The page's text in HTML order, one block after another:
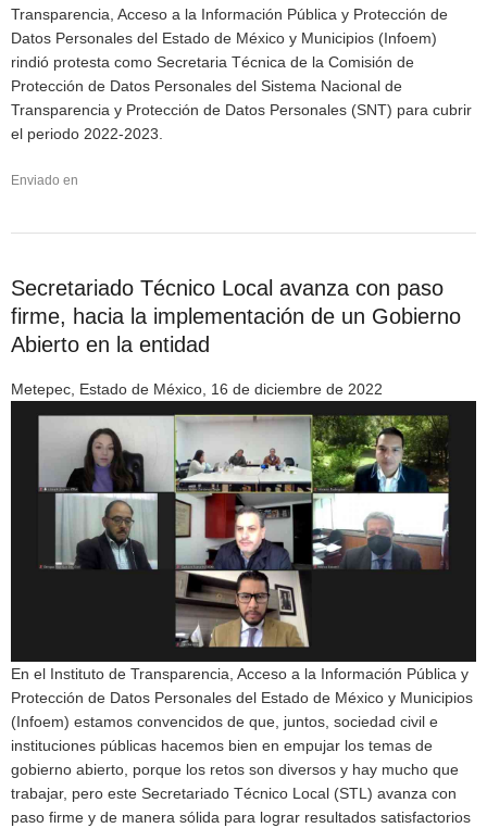
Transparencia, Acceso a la Información Pública y Protección de
Datos Personales del Estado de México y Municipios (Infoem)
rindió protesta como Secretaria Técnica de la Comisión de
Protección de Datos Personales del Sistema Nacional de
Transparencia y Protección de Datos Personales (SNT) para cubrir
el periodo 2022-2023.
Enviado en
Secretariado Técnico Local avanza con paso
firme, hacia la implementación de un Gobierno
Abierto en la entidad
Metepec, Estado de México, 16 de diciembre de 2022
En el Instituto de Transparencia, Acceso a la Información Pública y
Protección de Datos Personales del Estado de México y Municipios
(Infoem) estamos convencidos de que, juntos, sociedad civil e
instituciones públicas hacemos bien en empujar los temas de
gobierno abierto, porque los retos son diversos y hay mucho que
trabajar, pero este Secretariado Técnico Local (STL) avanza con
paso firme y de manera sólida para lograr resultados satisfactorios